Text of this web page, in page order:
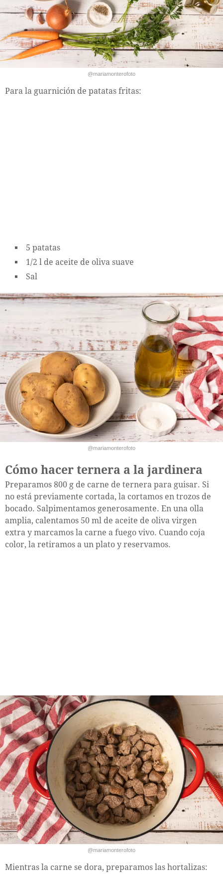
@mariamonterofoto
Para la guarnición de patatas fritas:
5 patatas
1/2 l de aceite de oliva suave
Sal
@mariamonterofoto
Cómo hacer ternera a la jardinera
Preparamos 800 g de carne de ternera para guisar. Si
no está previamente cortada, la cortamos en trozos de
bocado. Salpimentamos generosamente. En una olla
amplia, calentamos 50 ml de aceite de oliva virgen
extra y marcamos la carne a fuego vivo. Cuando coja
color, la retiramos a un plato y reservamos.
@mariamonterofoto
Mientras la carne se dora, preparamos las hortalizas: